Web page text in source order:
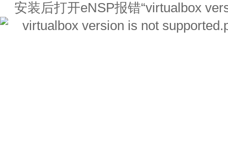
安装后打开eNSP报错“virtualbox